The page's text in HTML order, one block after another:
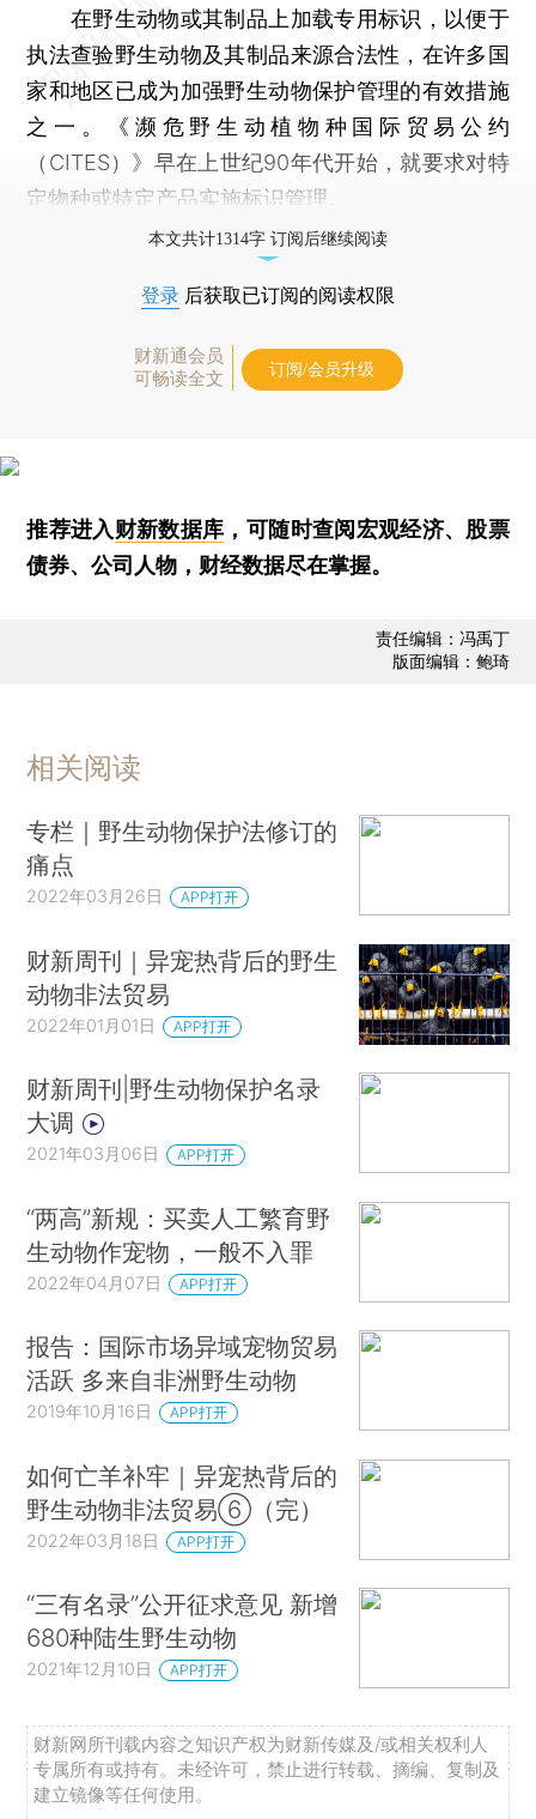
在野生动物或其制品上加载专用标识，以便于
执法查验野生动物及其制品来源合法性，在许多国
家和地区已成为加强野生动物保护管理的有效措施
之一。《濒危野生动植物种国际贸易公约
（CITES）》早在上世纪90年代开始，就要求对特
定物种或特定产品实施标识管理。
本文共计1314字 订阅后继续阅读
登录 后获取已订阅的阅读权限
财新通会员
可畅读全文
订阅/会员升级
推荐进入财新数据库 ，可随时查阅宏观经济、股票
债券、公司人物，财经数据尽在掌握。
责任编辑：冯禹丁
版面编辑：鲍琦
相关阅读
专栏｜野生动物保护法修订的
痛点
2022年03月26日 APP打开
财新周刊｜异宠热背后的野生
动物非法贸易
2022年01月01日 APP打开
财新周刊|野生动物保护名录
大调
2021年03月06日 APP打开
“两高”新规：买卖人工繁育野
生动物作宠物，一般不入罪
2022年04月07日 APP打开
报告：国际市场异域宠物贸易
活跃 多来自非洲野生动物
2019年10月16日 APP打开
如何亡羊补牢｜异宠热背后的
野生动物非法贸易⑥（完）
2022年03月18日 APP打开
“三有名录”公开征求意见 新增
680种陆生野生动物
2021年12月10日 APP打开
财新网所刊载内容之知识产权为财新传媒及/或相关权利人
专属所有或持有。未经许可，禁止进行转载、摘编、复制及
建立镜像等任何使用。